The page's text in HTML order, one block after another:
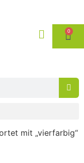
0
mit „vierfarbig“